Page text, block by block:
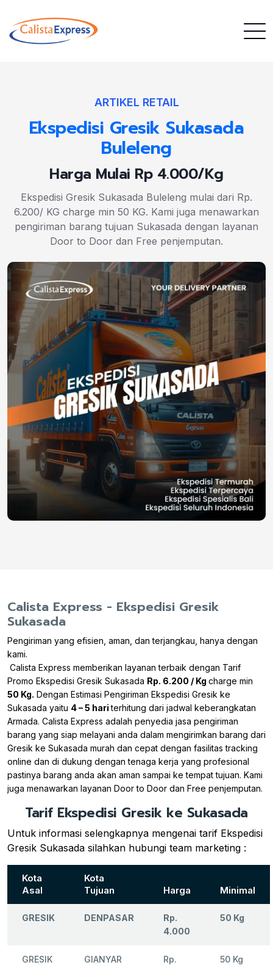
ARTIKEL RETAIL
Ekspedisi Gresik Sukasada
Buleleng
Harga Mulai Rp 4.000/Kg
Ekspedisi Gresik Sukasada Buleleng mulai dari Rp.
6.200/ KG charge min 50 KG. Kami juga menawarkan
pengiriman barang tujuan Sukasada dengan layanan
Door to Door dan Free penjemputan.
Calista Express - Ekspedisi Gresik
Sukasada
Pengiriman yang efisien, aman, dan terjangkau, hanya dengan
kami.
Calista Express memberikan layanan terbaik dengan Tarif
Promo Ekspedisi Gresik Sukasada Rp. 6.200 / Kg charge min
50 Kg. Dengan Estimasi Pengiriman Ekspedisi Gresik ke
Sukasada yaitu 4 – 5 hariterhitung dari jadwal keberangkatan
Armada. Calista Express adalah penyedia jasa pengiriman
barang yang siap melayani anda dalam mengirimkan barang dari
Gresik ke Sukasada murah dan cepat dengan fasilitas tracking
online dan di dukung dengan tenaga kerja yang profesional
pastinya barang anda akan aman sampai ke tempat tujuan. Kami
juga menawarkan layanan Door to Door dan Free penjemputan.
Tarif Ekspedisi Gresik ke Sukasada
Untuk informasi selengkapnya mengenai tarif Ekspedisi
Gresik Sukasada silahkan hubungi team marketing :
Kota
Asal
Kota
Tujuan
Harga Minimal
GRESIK DENPASAR
Rp.
4.000
50 Kg
GRESIK GIANYAR
Rp.
50 Kg